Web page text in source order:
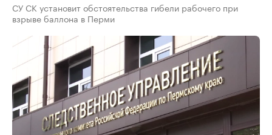
СУ СК установит обстоятельства гибели рабочего при
взрыве баллона в Перми